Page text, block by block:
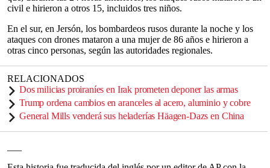
civil e hirieron a otros 15, incluidos tres niños.
En el sur, en Jersón, los bombardeos rusos durante la noche y los
ataques con drones mataron a una mujer de 86 años e hirieron a
otras cinco personas, según las autoridades regionales.
RELACIONADOS
Dos milicias proiraníes en Irak prometen deponer las armas
Trump ordena cambios en aranceles al acero, aluminio y cobre
General Mills venderá sus heladerías Häagen-Dazs en China